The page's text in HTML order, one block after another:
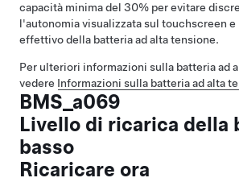
capacità minima del 30% per evitare
l'autonomia visualizzata sul touchscreen
effettivo della batteria ad alta tensione.
Per ulteriori informazioni sulla batteria ad
vedere Informazioni sulla batteria ad alta
BMS_a069
Livello di ricarica della
basso
Ricaricare ora